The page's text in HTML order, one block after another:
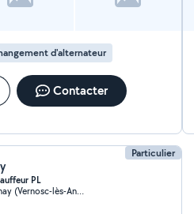
d'alternateur
Contacter
Particulier
PL
Vernosc-lès-Annonay (Vernosc-lès-Annonay)